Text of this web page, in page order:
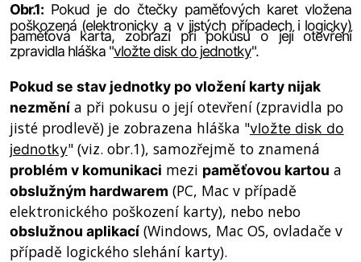
Obr.1:Pokud je do čtečky paměťových karet vložena
poškozená (elektronicky a v jistých případech i logicky)
paměťová karta, zobrazí při pokusu o její otevření
zpravidla hláška "vložte disk do jednotky".
Pokud se stav jednotky po vložení karty nijak
nezměnía při pokusu o její otevření (zpravidla po
jisté prodlevě) je zobrazena hláška "vložte disk do
jednotky" (viz. obr.1), samozřejmě to znamená
problém v komunikaci mezi paměťovou kartou a
obslužným hardwarem (PC, Mac v případě
elektronického poškození karty), nebo nebo
obslužnou aplikací(Windows, Mac OS, ovladače v
případě logického slehání karty).